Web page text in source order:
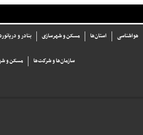
بنادر و مسکن و شهرسازی استان‌ها
هواشناسی
مسکن و سازما‌ن‌ها و شركت‌ها